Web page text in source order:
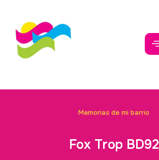
Memorias de mi barrio
Fox Trop BD92